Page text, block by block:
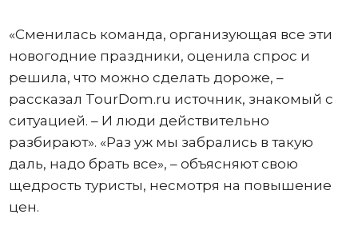
«Сменилась команда, организующая все эти
новогодние праздники, оценила спрос и
решила, что можно сделать дороже, –
рассказал TourDom.ru источник, знакомый с
ситуацией. – И люди действительно
разбирают». «Раз уж мы забрались в такую
даль, надо брать все», – объясняют свою
щедрость туристы, несмотря на повышение
цен.